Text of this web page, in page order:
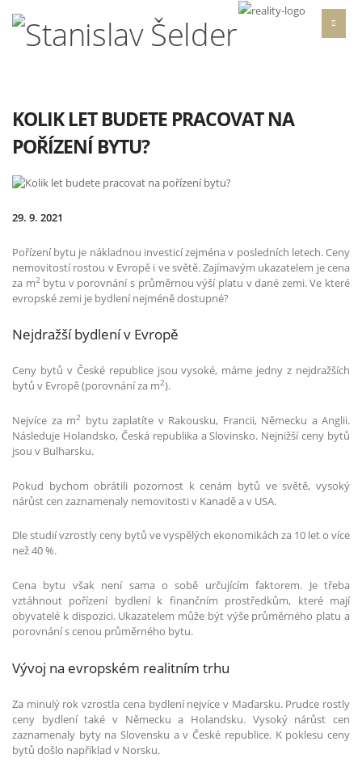
KOLIK LET BUDETE PRACOVAT NA
POŘÍZENÍ BYTU?
29. 9. 2021
Pořízení bytu je nákladnou investicí zejména v posledních letech. Ceny
nemovitostí rostou v Evropě i ve světě. Zajímavým ukazatelem je cena
za m2 bytu v porovnání s průměrnou výší platu v dané zemi. Ve které
evropské zemi je bydlení nejméně dostupné?
Nejdražší bydlení v Evropě
Ceny bytů v České republice jsou vysoké, máme jedny z nejdražších
bytů v Evropě (porovnání za m2).
Nejvíce za m2
bytu zaplatíte v Rakousku, Francii, Německu a Anglii.
Následuje Holandsko, Česká republika a Slovinsko. Nejnižší ceny bytů
jsou v Bulharsku.
Pokud bychom obrátili pozornost k cenám bytů ve světě, vysoký
nárůst cen zaznamenaly nemovitosti v Kanadě a v USA.
Dle studií vzrostly ceny bytů ve vyspělých ekonomikách za 10 let o více
než 40 %.
Cena bytu však není sama o sobě určujícím faktorem. Je třeba
vztáhnout pořízení bydlení k finančním prostředkům, které mají
obyvatelé k dispozici. Ukazatelem může být výše průměrného platu a
porovnání s cenou průměrného bytu.
Vývoj na evropském realitním trhu
Za minulý rok vzrostla cena bydlení nejvíce v Maďarsku. Prudce rostly
ceny bydlení také v Německu a Holandsku. Vysoký nárůst cen
zaznamenaly byty na Slovensku a v České republice. K poklesu ceny
bytů došlo například v Norsku.